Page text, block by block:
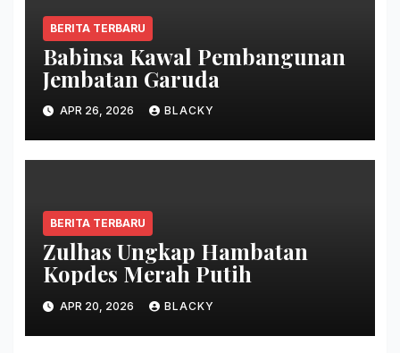
BERITA TERBARU
Babinsa Kawal Pembangunan
Jembatan Garuda
APR 26, 2026 BLACKY
BERITA TERBARU
Zulhas Ungkap Hambatan
Kopdes Merah Putih
APR 20, 2026 BLACKY